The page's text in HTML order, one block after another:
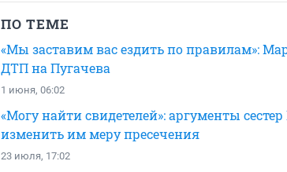
ПО ТЕМЕ
«Мы заставим вас ездить по правилам»:
ДТП на Пугачева
1 июня, 06:02
«Могу найти свидетелей»: аргументы
изменить им меру пресечения
23 июля, 17:02